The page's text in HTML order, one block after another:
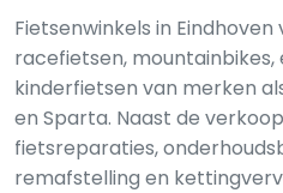
Fietsenwinkels in
racefietsen,
kinderfietsen van merken
en Sparta. Naast de
fietsreparaties,
remafstelling en